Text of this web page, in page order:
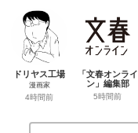
ドリヤス工場
漫画家
4時間前
「文春オンライ
ン」編集部
5時間前